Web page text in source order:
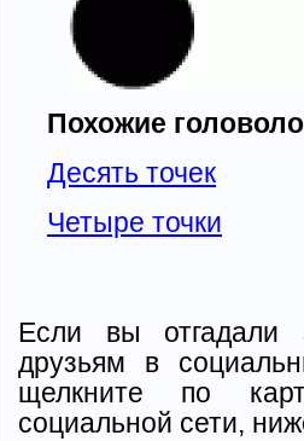
Похожие
Десять точек
Четыре точки
Если вы отгадали
друзьям в
щелкните по
социальной сети,